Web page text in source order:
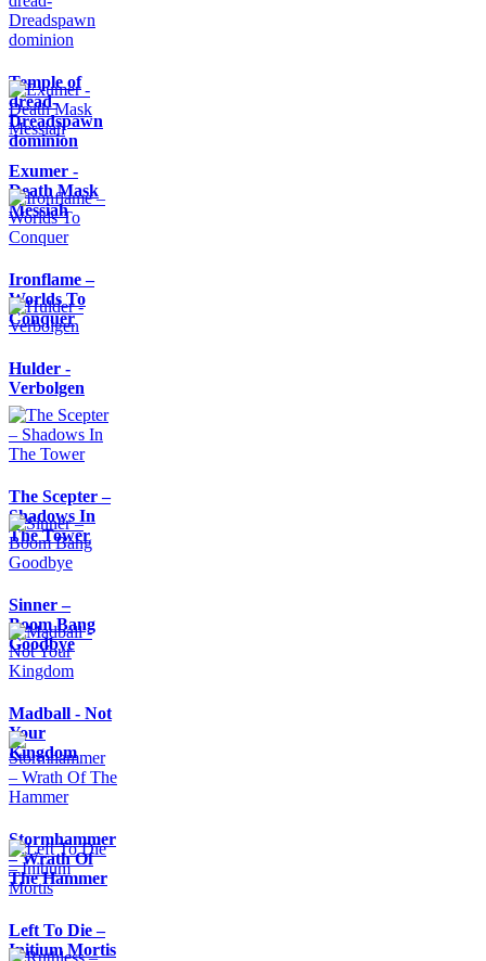
Temple of
dread-
Dreadspawn
dominion
Exumer -
Death Mask
Messiah
Ironflame –
Worlds To
Conquer
Hulder -
Verbolgen
The Scepter –
Shadows In
The Tower
Sinner –
Boom Bang
Goodbye
Madball - Not
Your
Kingdom
Stormhammer
– Wrath Of
The Hammer
Left To Die –
Initium Mortis